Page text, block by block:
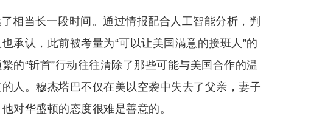
相当长一段时间。通过情报配合人工智能分析，判
承认，此前被考量为“可以让美国满意的接班人”的
的“斩首”行动往往清除了那些可能与美国合作的温
人。穆杰塔巴不仅在美以空袭中失去了父亲，妻子
对华盛顿的态度很难是善意的。